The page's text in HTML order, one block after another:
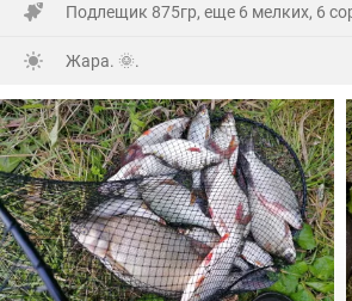
Подлещик 875гр, еще 6 мелких, 6
Жара. 🌞.